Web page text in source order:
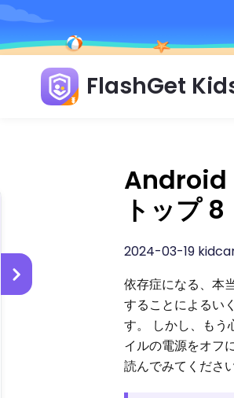
FlashGet
Android
トップ 8
2024-03-19
依存症になる、本
することによるい
す。 しかし、もう
イルの電源をオフ
読んでみてくださ